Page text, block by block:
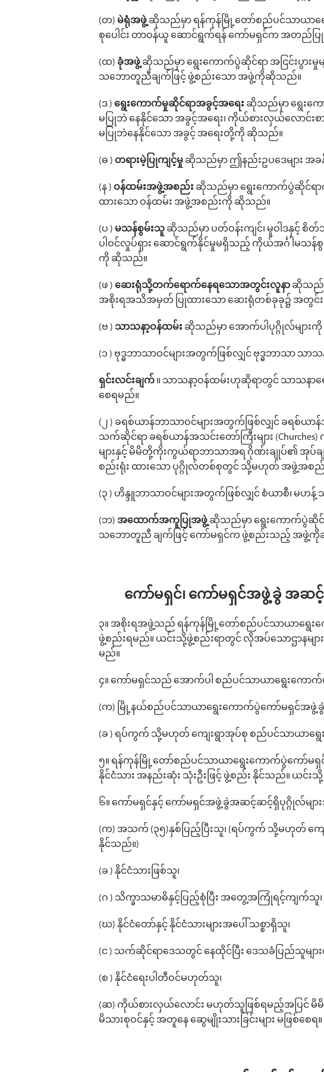
(တ) မဲရုံအဖွဲ့ ဆိုသည်မှာ ရန်ကုန်မြို့‌တော်စည်ပင်သာယာ‌ရ
စု‌ပေါင်း တာဝန်ယူ ဆောင်ရွက်ရန် ‌ကော်မရှင်က အတည်
(ထ) ခုံအဖွဲ့ ဆိုသည်မှာ ‌ရွေး‌ကောက်ပွဲဆိုင်ရာ အငြင်းပွားမှု
သဘောတူညီချက်ဖြင့် ဖွဲ့စည်း‌သော အဖွဲ့ကိုဆိုသည်။
(ဒ ) ‌ရွေး‌ကောက်မှုဆိုင်ရာအခွင့်အ‌ရေး ဆိုသည်မှာ ‌ရွေး‌ကေ
မပြုဘဲ ‌နေနိုင်‌သော အခွင့်အ‌ရေး၊ ကိုယ်စားလှယ်‌လောင်းစ
မပြုဘဲနေနိုင်သော အခွင့် အရေးတို့ကို ဆိုသည်။
(ဓ ) တရားမဲ့ပြုကျင့်မှု ဆိုသည်မှာ ဤနည်းဥပဒေများ အခ
(န ) ဝန်ထမ်းအဖွဲ့အစည်း ဆိုသည်မှာ ရွေးကောက်ပွဲဆိုင်ရာ
ထားသော ဝန်ထမ်း အဖွဲ့အစည်းကို ဆိုသည်။
(ပ ) မသန်စွမ်းသူ ဆိုသည်မှာ ပတ်ဝန်းကျင်၊ မူဝါဒနှင့် စိ
ပါဝင်လှုပ်ရှား ဆောင်ရွက်နိုင်မှုမရှိသည့် ကိုယ်အင်္ဂါမသန်စွ
ကို ဆိုသည်။
(ဖ ) ဆေးရုံသို့တက်ရောက်နေရသောအတွင်းလူနာ ဆိုသည်မှ
အစိုးရအသိအမှတ် ပြုထားသော ဆေးရုံတစ်ခုခု၌ အ
(ဗ ) သာသနာ့ဝန်ထမ်း ဆိုသည်မှာ အောက်ပါပုဂ္ဂိုလ်မျာ
(၁ ) ဗုဒ္ဓဘာသာဝင်များအတွက်ဖြစ်လျှင် ဗုဒ္ဓဘာသာ သ
ရှင်းလင်းချက် ။ သာသနာ့ဝန်ထမ်းဟုဆိုရာတွင် သာသနာ
စေရမည်။
(၂ ) ခရစ်ယာန်ဘာသာဝင်များအတွက်ဖြစ်လျှင် ခရစ်
သက်ဆိုင်ရာ ခရစ်ယာန်အသင်းတော်ကြီးများ
များနှင့် မိမိတို့ကိုးကွယ်ရာဘာသာအရ ဂိုဏ်းချုပ်၏ အုပ်ခ
စည်းရုံး ထားသော ပုဂ္ဂိုလ်တစ်စုတွင် သို့မဟုတ် အဖွဲ့အစည်းတွ
(၃ ) ဟိန္ဒူဘာသာဝင်များအတွက်ဖြစ်လျှင် စံယာစီ၊ မဟန့်
(ဘ) အထောက်အကူပြုအဖွဲ့ ဆိုသည်မှာ ရွေးကောက်ပွဲဆိုင်
သဘောတူညီ ချက်ဖြင့် ကော်မရှင်က ဖွဲ့စည်းသည့် အဖွဲ့
ကော်မရှင်၊ ကော်မရှင်အဖွဲ့ခွဲ အဆင့်ဆ
၃။ အစိုးရအဖွဲ့သည် ရန်ကုန်မြို့တော်‌စည်ပင်သာယာရွေး
ဖွဲ့စည်းရမည်။ ယင်းသို့ဖွဲ့စည်းရာတွင် လိုအပ်သောဌာနမျ
မည်။
၄။ ကော်မရှင်သည် အောက်ပါ စည်ပင်သာယာရွေးကေ
(က) မြို့နယ်‌စည်ပင်သာယာရွေးကောက်ပွဲကော်မရှင်အဖွဲ့ခွဲ
(ခ ) ရပ်ကွက် သို့မဟုတ် ကျေးရွာအုပ်စု စည်ပင်သာယာရွေ
၅။ ရန်ကုန်မြို့တော်‌စည်ပင်သာယာရွေးကောက်ပွဲကေ
နိုင်ငံသား အနည်းဆုံး သုံးဦးဖြင့် ဖွဲ့စည်း နိုင်သည်။ ယင်
၆။ ကော်မရှင်နှင့် ကော်မရှင်အဖွဲ့ခွဲအဆင့်ဆင့်ရှိပုဂ္ဂိုလ်မျာ
(က) အသက် (၃၅)နှစ်ပြည့်ပြီးသူ၊ (ရပ်ကွက် သို့မဟုတ် ကျ
နိုင်သည်။)
(ခ ) နိုင်ငံသားဖြစ်သူ၊
(ဂ ) သိက္ခာသမာဓိနှင့်ပြည့်စုံပြီး အတွေ့အကြုံရင့်ကျက်သူ၊
(ဃ) နိုင်ငံတော်နှင့် နိုင်ငံသားများအပေါ် သစ္စာရှိသူ၊
(င ) သက်ဆိုင်ရာဒေသတွင် နေထိုင်ပြီး ဒေသခံပြည်သူမျာ
(စ ) နိုင်ငံရေးပါတီဝင်မဟုတ်သူ၊
(ဆ) ကိုယ်စားလှယ်လောင်း မဟုတ်သူဖြစ်ရမည့်အပြင် မိ
မိသားစုဝင်နှင့် အတူနေ ဆွေမျိုးသားခြင်းများ မဖြစ်စေရ။